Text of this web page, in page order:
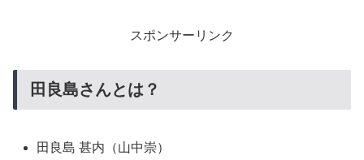
スポンサーリンク
田良島さんとは？
田良島 甚内（山中崇）